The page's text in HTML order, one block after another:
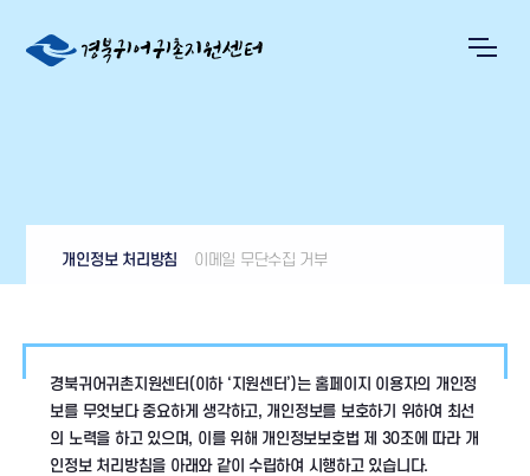
개인정보 처리방침 이메일 무단수집 거부
경북귀어귀촌지원센터(이하 ‘지원센터’)는 홈페이지 이용자의 개인정
보를 무엇보다 중요하게 생각하고, 개인정보를 보호하기 위하여 최선
의 노력을 하고 있으며, 이를 위해 개인정보보호법 제 30조에 따라 개
인정보 처리방침을 아래와 같이 수립하여 시행하고 있습니다.